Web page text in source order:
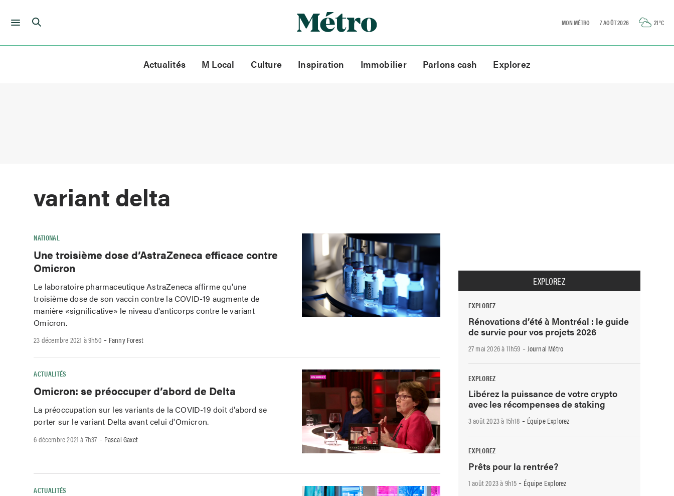
Skip
MON MÉTRO 7 AOÛT 2026 21°C
Actualités M Local Culture Inspiration Immobilier Parlons cash Explorez
variant delta
NATIONAL
Une troisième dose d’AstraZeneca efficace contre
Omicron
Le laboratoire pharmaceutique AstraZeneca affirme qu'une
troisième dose de son vaccin contre la COVID-19 augmente de
manière «significative» le niveau d'anticorps contre le variant
Omicron.
23 décembre 2021 à 9h50 - Fanny Forest
ACTUALITÉS
Omicron: se préoccuper d’abord de Delta
La préoccupation sur les variants de la COVID-19 doit d'abord se
porter sur le variant Delta avant celui d'Omicron.
6 décembre 2021 à 7h37 - Pascal Gaxet
ACTUALITÉS
EXPLOREZ
EXPLOREZ
Rénovations d’été à Montréal : le guide
de survie pour vos projets 2026
27 mai 2026 à 11h59 - Journal Métro
EXPLOREZ
Libérez la puissance de votre crypto
avec les récompenses de staking
3 août 2023 à 15h18 - Équipe Explorez
EXPLOREZ
Prêts pour la rentrée?
1 août 2023 à 9h15 - Équipe Explorez